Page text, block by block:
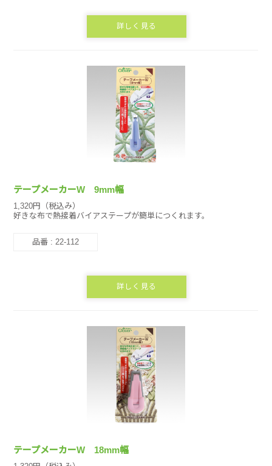
詳しく見る
テープメーカーW 9mm幅
1,320円（税込み）
好きな布で熱接着バイアステープが簡単につくれます。
品番 : 22-112
詳しく見る
テープメーカーW 18mm幅